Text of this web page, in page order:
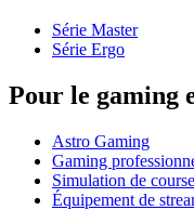
Série Master
Série Ergo
Pour le gaming
Astro Gaming
Gaming
Simulation de course
Équipement de